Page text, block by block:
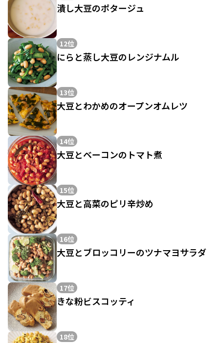
潰し大豆のポタージュ
12位
にらと蒸し大豆のレンジナムル
13位
大豆とわかめのオープンオムレツ
14位
大豆とベーコンのトマト煮
15位
大豆と高菜のピリ辛炒め
16位
大豆とブロッコリーのツナマヨサラダ
17位
きな粉ビスコッティ
18位